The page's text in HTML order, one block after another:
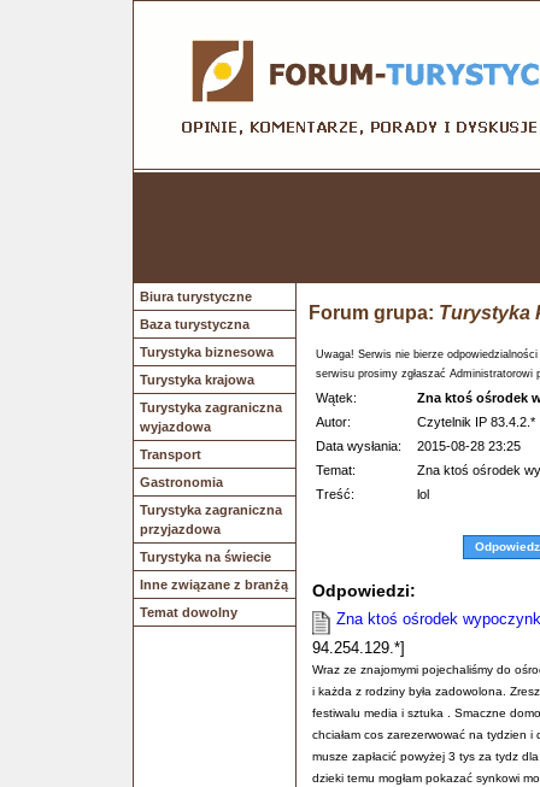
Biura turystyczne
Baza turystyczna
Turystyka biznesowa
Turystyka krajowa
Turystyka zagraniczna
wyjazdowa
Transport
Gastronomia
Turystyka zagraniczna
przyjazdowa
Turystyka na świecie
Inne związane z branżą
Temat dowolny
Forum grupa: Turystyka
Uwaga! Serwis nie bierze
serwisu prosimy zgłaszać Administratorowi
Wątek:
Zna ktoś ośrodek
Autor:
Czytelnik IP 83.4.2.*
Data wysłania:
2015-08-28 23:25
Temat:
Zna ktoś ośrodek
Treść:
lol
Odpowiedz
Odpowiedzi:
Zna ktoś ośrodek
94.254.129.*]
Wraz ze znajomymi pojechaliśmy do
i każda z rodziny była zadowolona.
festiwalu media i sztuka . Smaczne
chciałam cos zarezerwować na tydzien i
musze zapłacić powyżej 3 tys za tydz
dzieki temu mogłam pokazać synkowi